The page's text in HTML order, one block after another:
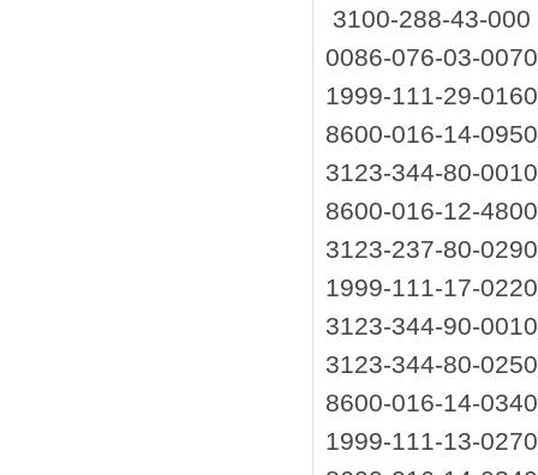
3100-288-43-000
0086-076-03-
1999-111-29-
8600-016-14-
3123-344-80-
8600-016-12-
3123-237-80-
1999-111-17-
3123-344-90-
3123-344-80-
8600-016-14-
1999-111-13-